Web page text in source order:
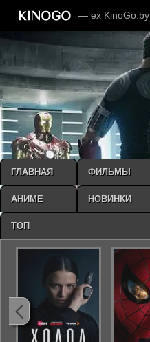
— ex KinoGo.by
ГЛАВНАЯ ФИЛЬМЫ
АНИМЕ НОВИНКИ
ТОП